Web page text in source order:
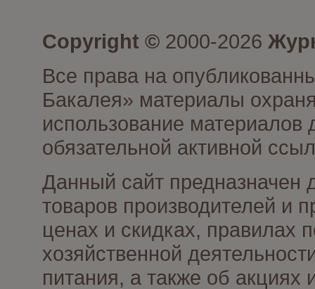
Copyright © 2000-2026
Все права на
Бакалея» материалы
использование материалов
обязательной активной
Данный сайт предназначен
товаров производителей и
ценах и скидках, правилах
хозяйственной
питания, а также об